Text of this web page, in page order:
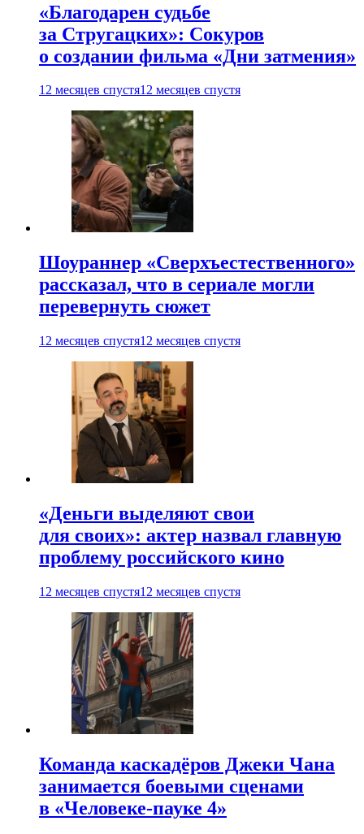
«Благодарен судьбе
за Стругацких»: Сокуров
о создании фильма «Дни затмения»
12 месяцев спустя12 месяцев спустя
Шоураннер «Сверхъестественного»
рассказал, что в сериале могли
перевернуть сюжет
12 месяцев спустя12 месяцев спустя
«Деньги выделяют свои
для своих»: актер назвал главную
проблему российского кино
12 месяцев спустя12 месяцев спустя
Команда каскадёров Джеки Чана
занимается боевыми сценами
в «Человеке-пауке 4»